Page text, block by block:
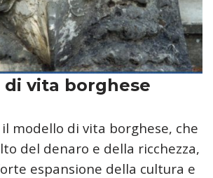
vita borghese
modello di vita borghese, che
del denaro e della ricchezza,
espansione della cultura e